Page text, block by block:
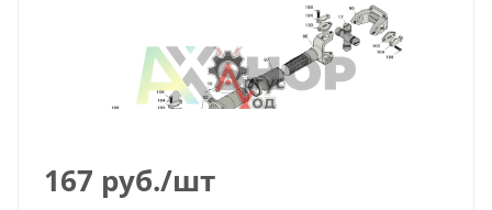
167 руб./шт